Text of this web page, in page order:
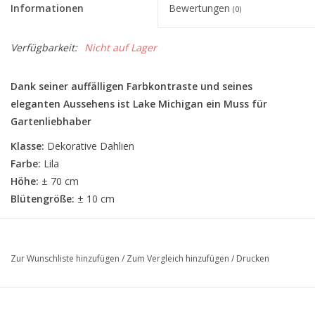
Informationen Bewertungen (0)
Verfügbarkeit: Nicht auf Lager
Dank seiner auffälligen Farbkontraste und seines
eleganten Aussehens ist Lake Michigan ein Muss für
Gartenliebhaber
Klasse: Dekorative Dahlien
Farbe: Lila
Höhe: ± 70 cm
Blütengröße: ± 10 cm
Zur Wunschliste hinzufügen / Zum Vergleich hinzufügen / Drucken